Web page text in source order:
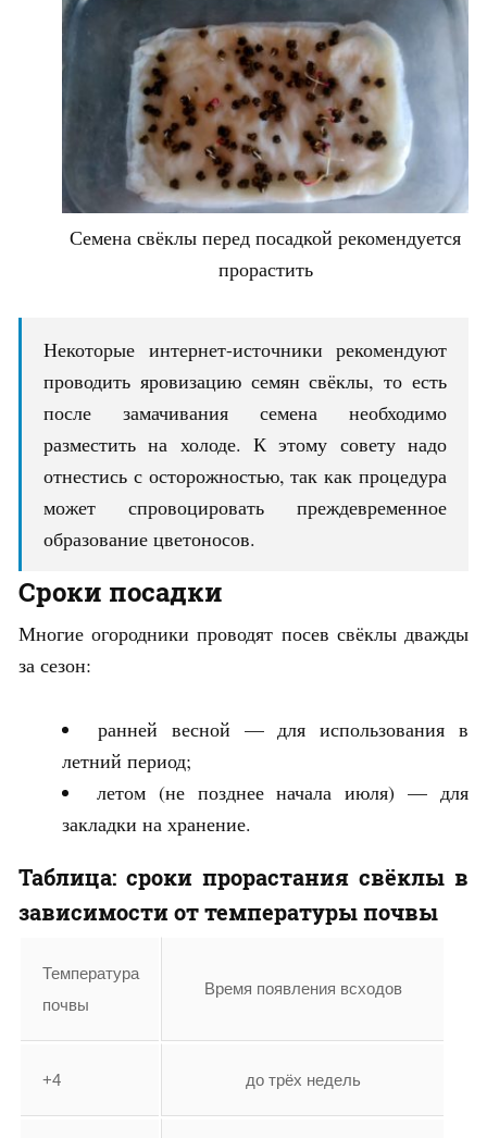
Семена свёклы перед посадкой рекомендуется
прорастить
Некоторые интернет-источники рекомендуют
проводить яровизацию семян свёклы, то есть
после замачивания семена необходимо
разместить на холоде. К этому совету надо
отнестись с осторожностью, так как процедура
может спровоцировать преждевременное
образование цветоносов.
Сроки посадки
Многие огородники проводят посев свёклы дважды
за сезон:
ранней весной — для использования в
летний период;
летом (не позднее начала июля) — для
закладки на хранение.
Таблица: сроки прорастания свёклы в
зависимости от температуры почвы
Температура
почвы
Время появления всходов
+4 до трёх недель